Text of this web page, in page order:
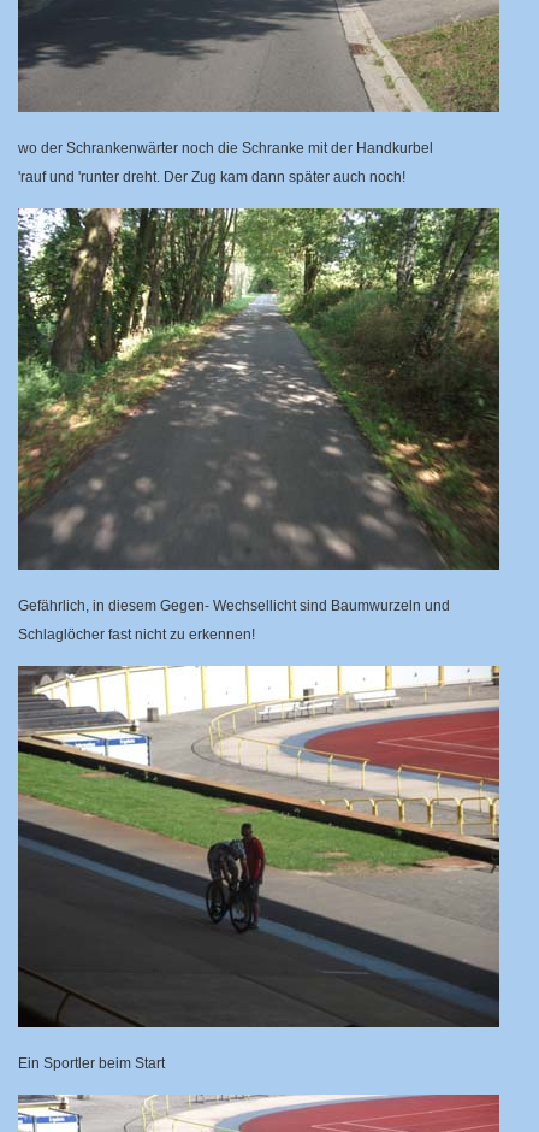
wo der Schrankenwärter noch die Schranke mit der Handkurbel
'rauf und 'runter dreht. Der Zug kam dann später auch noch!
Gefährlich, in diesem Gegen- Wechsellicht sind Baumwurzeln und
Schlaglöcher fast nicht zu erkennen!
Ein Sportler beim Start